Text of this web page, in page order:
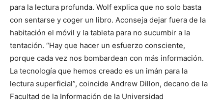
para la lectura profunda. Wolf explica que no solo basta
con sentarse y coger un libro. Aconseja dejar fuera de la
habitación el móvil y la tableta para no sucumbir a la
tentación. “Hay que hacer un esfuerzo consciente,
porque cada vez nos bombardean con más información.
La tecnología que hemos creado es un imán para la
lectura superficial”, coincide Andrew Dillon, decano de la
Facultad de la Información de la Universidad